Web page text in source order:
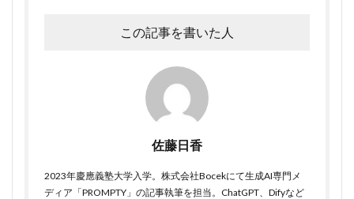
この記事を書いた人
佐藤日香
2023年慶應義塾大学入学。株式会社Bocekにて生成AI専門メ
ディア「PROMPTY」の記事執筆を担当。ChatGPT、Difyなど